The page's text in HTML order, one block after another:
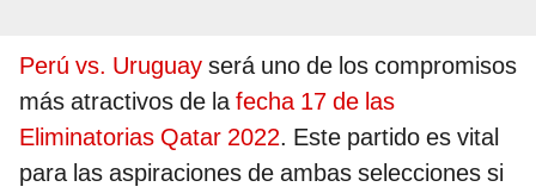
Perú vs. Uruguay será uno de los compromisos
más atractivos de lafecha 17 de las
Eliminatorias Qatar 2022. Este partido es vital
para las aspiraciones de ambas selecciones si